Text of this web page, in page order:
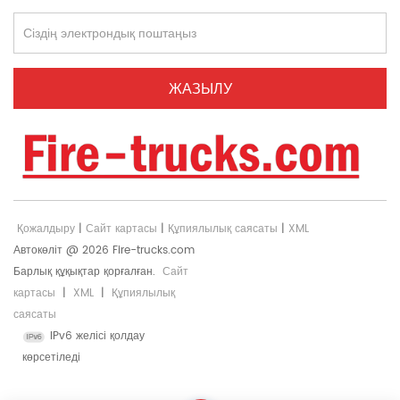
жүйесі: › Өрт сорғысы: CB10/40, 1,0 МПа кезінде 40
л/с жылдамдықпен, қалыпты қысымды
центрифугалық сорғы › Өрт бақылау құрылғысы: PL32
› Мониторлық лақтыру: Су лақтыру ≥55 метр, Көбікті
лақтыру ≥48 метр › Айналу: 360º айналу; биіктік: 0-
мм › Су сорғысының шығыс диаметрі 2*65 мм ▪
Жабдық бөлімі: › Жабдық бөліміндегі жарықдиодты
жарықтандыру › Әрбір бөлім жеңіл алюминий роликті
жапқышпен жабылған. › Тұтынушыға арналған
Қожалдыру | Сайт картасы | Құпиялылық саясаты | XML
Автокөліт @ 2026 Fire-trucks.com
Барлық құқықтар қорғалған. Сайт
картасы | XML | Құпиялылық
саясаты
IPv6 желісі қолдау
көрсетіледі